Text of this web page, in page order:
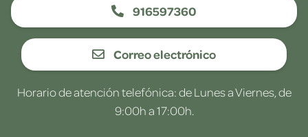
916597360
Correo electrónico
Horario de atención telefónica: de Lunes a Viernes, de
9:00h a 17:00h.